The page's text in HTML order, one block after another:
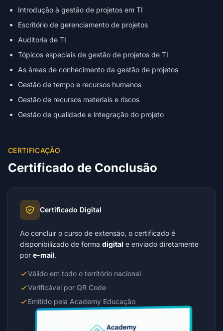
Introdução à gestão de projetos em TI
Escritório de gerenciamento de projetos
Auditoria de TI
Tópicos especiais de gestão de projetos de TI
As áreas de conhecimento da gestão de projetos
Gestão de tempo e recursos humanos
Gestão de recursos materiais e riscos
Gestão de qualidade e integração do projeto
CERTIFICAÇÃO
Certificado de Conclusão
Certificado Digital
Ao concluir o curso de extensão, o certificado é
disponibilizado de forma digital e enviado diretamente
por e-mail.
Válido em todo o território nacional
Verificável por QR Code
Emitido pela Academy Educação